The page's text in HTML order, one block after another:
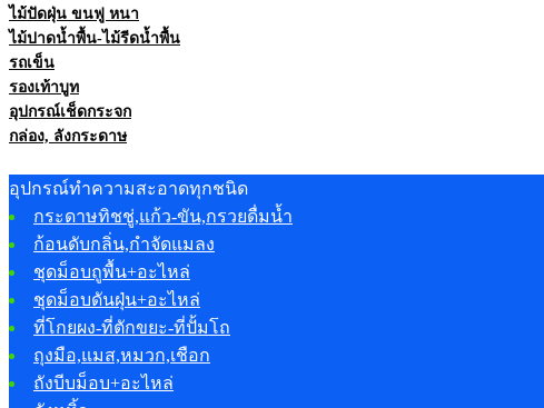
ไม้ปัดฝุ่น ขนฟู หนา
ไม้ปาดน้ำพื้น-ไม้รีดน้ำพื้น
รถเข็น
รองเท้าบูท
อุปกรณ์เช็ดกระจก
กล่อง, ลังกระดาษ
อุปกรณ์ทำความสะอาดทุกชนิด
กระดาษทิชชู่,แก้ว-ขัน,กรวยดื่มน้ำ
ก้อนดับกลิ่น,กำจัดแมลง
ชุดม็อบถูพื้น+อะไหล่
ชุดม็อบดันฝุ่น+อะไหล่
ที่โกยผง-ที่ตักขยะ-ที่ปั้มโถ
ถุงมือ,แมส,หมวก,เชือก
ถังบีบม็อบ+อะไหล่